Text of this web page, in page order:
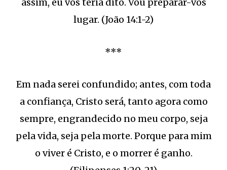
lugar. (João 14:1-2)
***
Em nada serei confundido; antes, com toda
a confiança, Cristo será, tanto agora como
sempre, engrandecido no meu corpo, seja
pela vida, seja pela morte. Porque para mim
o viver é Cristo, e o morrer é ganho.